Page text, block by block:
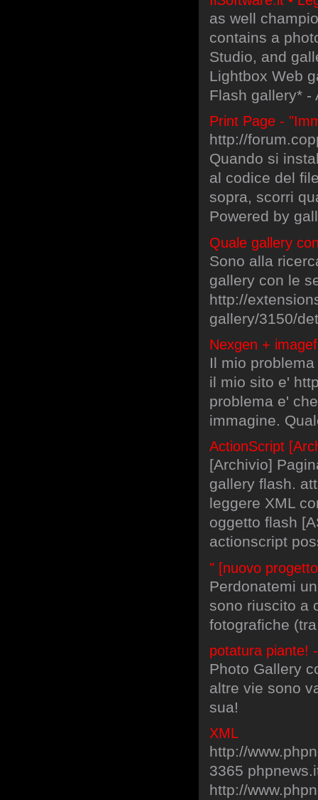
as well
contains a
Studio, and
Lightbox Web
Flash gallery* -
Print Page -
http://
Quando si
al codice del
sopra, scorri
Powered by
Quale gallery
Sono alla
gallery con le
http://
gallery/3150/
Nexgen +
Il mio
il mio sito e'
problema e'
immagine.
ActionScript
[Archivio]
gallery flash.
leggere XML
oggetto flash
actionscript
" [nuovo
Perdonatemi
sono riuscito a
fotografiche
potatura piante!
Photo Gallery
altre vie sono
sua!
XML
http://
3365
http://